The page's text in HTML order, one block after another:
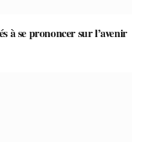
à se prononcer sur l’avenir